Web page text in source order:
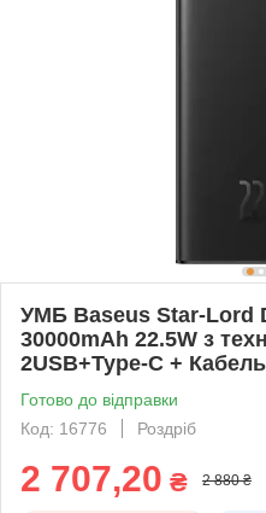
УМБ Baseus Star-Lord
30000mAh 22.5W з
2USB+Type-C +
Готово до відправки
Код: 16776
Роздріб
2 707,20 ₴ 2 880 ₴